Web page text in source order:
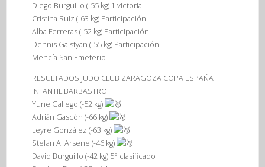
Diego Burguillo (-55 kg) 1 victoria
Cristina Ruiz (-63 kg) Participación
Alba Ferreras (-52 kg) Participación
Dennis Galstyan (-55 kg) Participación
Mencía San Emeterio
RESULTADOS JUDO CLUB ZARAGOZA COPA ESPAÑA
INFANTIL BARBASTRO:
Yune Gallego (-52 kg)
Adrián Gascón (-66 kg)
Leyre González (-63 kg)
Stefan A. Arsene (-46 kg)
David Burguillo (-42 kg) 5° clasificado